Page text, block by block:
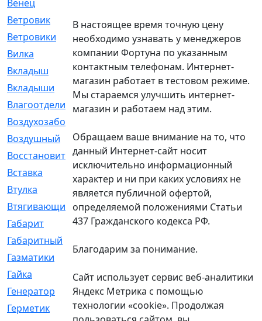
Венец
[16]
Ветровик
[132]
Ветровики
[2]
Вилка
[15]
Вкладыш
[41]
Вкладыши
[1131]
Влагоотделитель
[2]
Воздухозаборник
Воздушный
[1]
Восстановительный
[1]
Вставка
[168]
Втулка
[1875]
Втягивающий
[22]
Габарит
[286]
Габаритный
Газматики
[117]
Гайка
[104]
Генератор
[148]
Герметик
[15]
В настоящее время точную цену
необходимо узнавать у менеджеров
компании Фортуна по указанным
контактным телефонам. Интернет-
магазин работает в тестовом режиме.
Мы стараемся улучшить интернет-
магазин и работаем над этим.
Обращаем ваше внимание на то, что
данный Интернет-сайт носит
исключительно информационный
характер и ни при каких условиях не
является публичной офертой,
определяемой положениями Статьи
437 Гражданского кодекса РФ.
Благодарим за понимание.
Сайт использует сервис веб-аналитики
Яндекс Метрика с помощью
технологии «cookie». Продолжая